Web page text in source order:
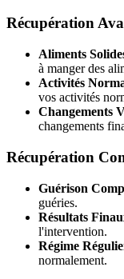
Récupération
Aliments
à manger des
Activités
vos activités
Changements
changements
Récupération
Guérison
guéries.
Résultats
l'intervention.
Régime
normalement.